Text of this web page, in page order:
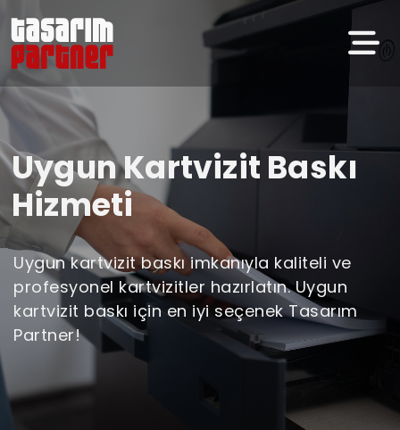
Uygun Kartvizit Baskı
Hizmeti
Uygun kartvizit baskı imkanıyla kaliteli ve
profesyonel kartvizitler hazırlatın. Uygun
kartvizit baskı için en iyi seçenek Tasarım
Partner!